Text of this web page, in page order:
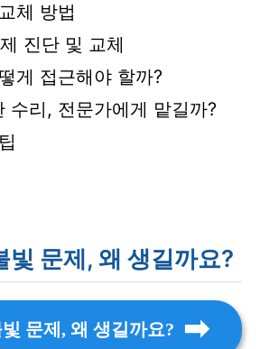
체 방법
진단 및 교체
게 접근해야 할까?
수리, 전문가에게 맡길까?
빛 문제, 왜 생길까요?
문제, 왜 생길까요?